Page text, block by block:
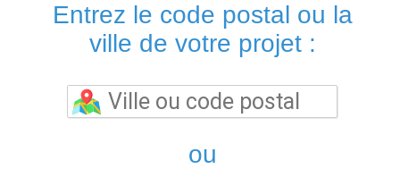
Entrez le code postal ou la
ville de votre projet :
ou